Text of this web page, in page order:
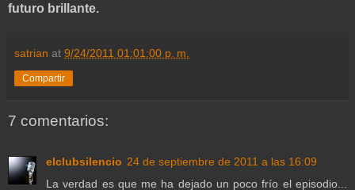
futuro brillante.
satrian at 9/24/2011 01:01:00 p. m.
Compartir
7 comentarios:
elclubsilencio 24 de septiembre de 2011 a las 16:09
La verdad es que me ha dejado un poco frío el episodio...